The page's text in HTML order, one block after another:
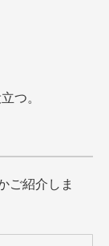
つ。
ご紹介しま